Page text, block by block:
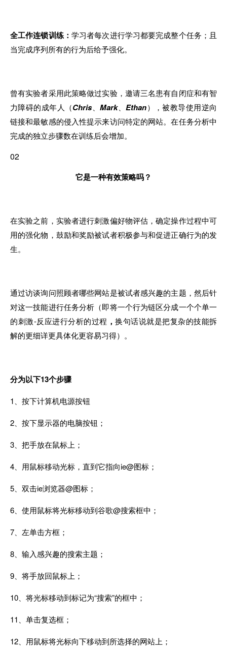
全工作连锁训练： 学习者每次进行学习都要完成整个任务；且
当完成序列所有的行为后给予强化。
曾有实验者采用此策略做过实验，邀请三名患有自闭症和有智
力障碍的成年人（Chris、Mark、Ethan），被教导使用逆向
链接和最敏感的侵入性提示来访问特定的网站。在任务分析中
完成的独立步骤数在训练后会增加。
02
它是一种有效策略吗？
在实验之前，实验者进行刺激偏好物评估，确定操作过程中可
用的强化物，鼓励和奖励被试者积极参与和促进正确行为的发
生。
通过访谈询问照顾者哪些网站是被试者感兴趣的主题，然后针
对这一技能进行任务分析（即将一个行为链区分成一个个单一
的刺激-反应进行分析的过程 ， 换句话说就是把复杂的技能拆
解的更细详更具体化更容易习得）。
分为以下13个步骤
1、按下计算机电源按钮
2、按下显示器的电脑按钮；
3、把手放在鼠标上；
4、用鼠标移动光标 ， 直到它指向ie@图标；
5、双击ie浏览器@图标；
6、使用鼠标将光标移动到谷歌@搜索框中；
7 左单击方框；
8、输入感兴趣的搜索主题；
9 将手放回鼠标上；
10 将光标移动到标记为“搜索”的框中；
11、单击复选框；
12、用鼠标将光标向下移动到所选择的网站上；